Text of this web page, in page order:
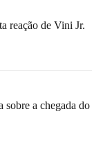
reação de Vini Jr.
a chegada do